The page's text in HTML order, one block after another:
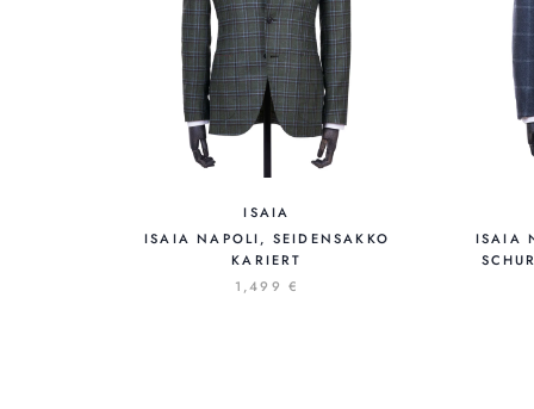
ISAIA
ISAIA NAPOLI, SEIDENSAKKO
KARIERT
1,499 €
ISAIA